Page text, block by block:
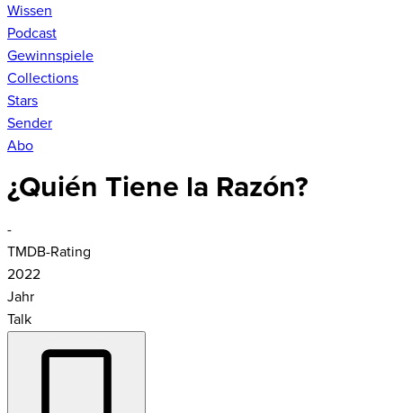
Wissen
Podcast
Gewinnspiele
Collections
Stars
Sender
Abo
¿Quién Tiene la Razón?
-
TMDB-Rating
2022
Jahr
Talk